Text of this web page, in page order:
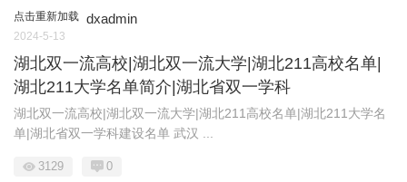
点击重新加载 dxadmin
2024-5-13
湖北双一流高校|湖北双一流大学|湖北211高校名单|
湖北211大学名单简介|湖北省双一学科
湖北双一流高校|湖北双一流大学|湖北211高校名单|湖北211大学名
单|湖北省双一学科建设名单 武汉 ...
3129 0